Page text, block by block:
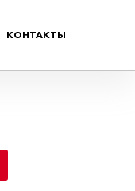
КОНТАКТЫ